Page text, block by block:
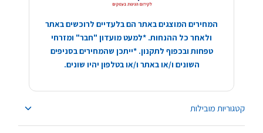
קטגוריות מובילות
המחירים המוצגים באתר הם בלעדיים לרוכשים באתר
ולאחר כל ההנחות. *למעט מועדון "חבר" ומזרחי
טפחות ובכפוף לתקנון. *ייתכן שהמחירים בסניפים
השונים ו/או באתר ו/או בטלפון יהיו שונים.